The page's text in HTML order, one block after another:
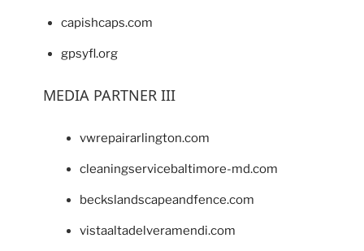
capishcaps.com
gpsyfl.org
MEDIA PARTNER III
vwrepairarlington.com
cleaningservicebaltimore-md.com
beckslandscapeandfence.com
vistaaltadelveramendi.com